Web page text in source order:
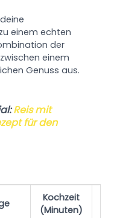
einem echten
der
einem
Genuss aus.
Reis mit
für den
Kochzeit
(Minuten)